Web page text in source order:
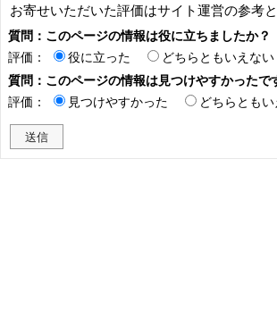
お寄せいただいた評価はサイト運営の参考と
質問：このページの情報は役に立ちましたか？
評価：
役に立った どちらともいえない
質問：このページの情報は見つけやすかったで
評価：
見つけやすかった どちらとも